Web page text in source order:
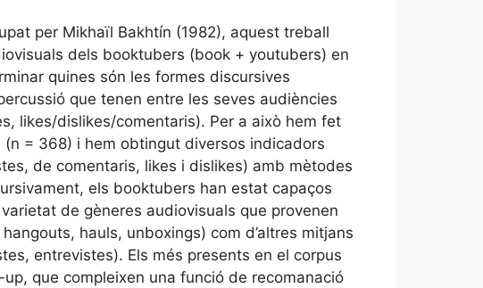
per Mikhaïl Bakhtín (1982), aquest treball
dels booktubers (book + youtubers) en
quines són les formes discursives
que tenen entre les seves audiències
likes/dislikes/comentaris). Per a això hem fet
(n = 368) i hem obtingut diversos indicadors
de comentaris, likes i dislikes) amb mètodes
els booktubers han estat capaços
de gèneres audiovisuals que provenen
hauls, unboxings) com d’altres mitjans
entrevistes). Els més presents en el corpus
que compleixen una funció de recomanació